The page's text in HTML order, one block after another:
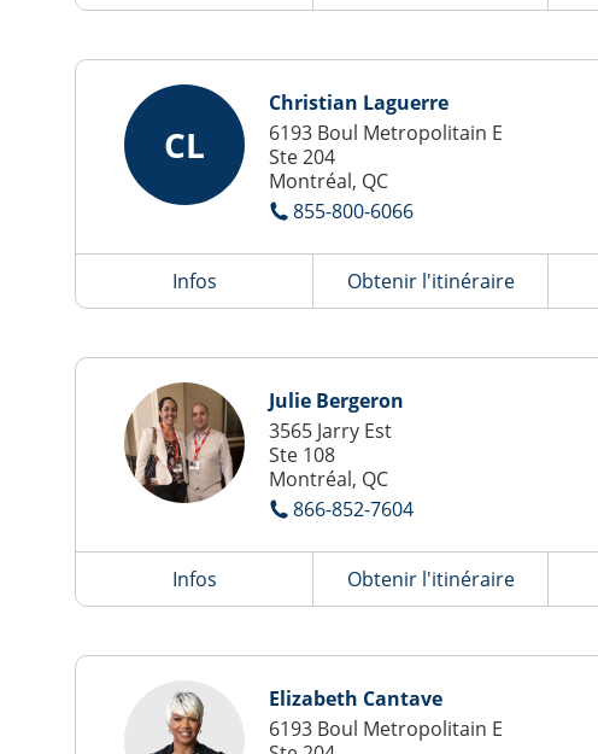
CL
Christian Laguerre
6193 Boul Metropolitain E
Ste 204
Montréal, QC
855-800-6066
Infos Obtenir l'itinéraire
Julie Bergeron
3565 Jarry Est
Ste 108
Montréal, QC
866-852-7604
Infos Obtenir l'itinéraire
Elizabeth Cantave
6193 Boul Metropolitain E